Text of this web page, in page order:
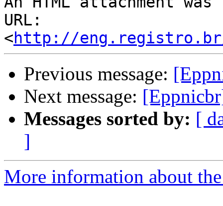
URL:
<http://eng.registro.br/
Previous message:
Next message:
Messages sorted by: [
]
More information about